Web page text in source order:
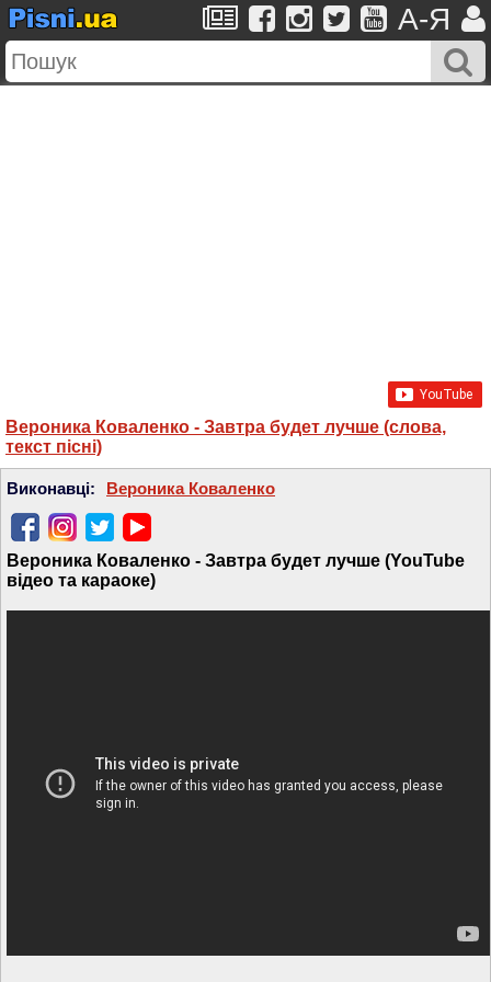
A-Я
Вероника Коваленко - Завтра будет лучше (слова,
текст пісні)
Виконавці: Вероника Коваленко
Вероника Коваленко - Завтра будет лучше (YouTube
відео та караоке)